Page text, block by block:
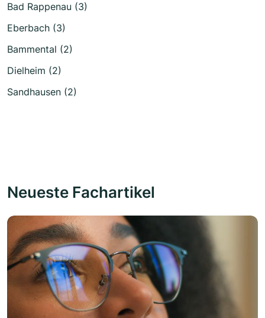
Bad Rappenau (3)
Eberbach (3)
Bammental (2)
Dielheim (2)
Sandhausen (2)
Neueste Fachartikel